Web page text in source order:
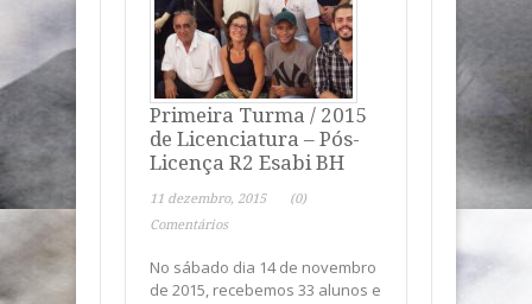
Primeira Turma / 2015
de Licenciatura – Pós-
Licença R2 Esabi BH
11 dezembro, 2015
(0)
Comentários
No sábado dia 14 de novembro
de 2015, recebemos 33 alunos e